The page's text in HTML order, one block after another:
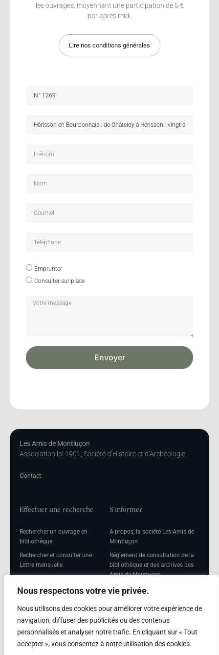
Nous respectons votre vie privée.
Nous utilisons des cookies pour améliorer votre expérience de
navigation, diffuser des publicités ou des contenus
personnalisés et analyser notre trafic. En cliquant sur « Tout
accepter », vous consentez à notre utilisation des cookies.
les ouvrages, moyennant une participation de 5 €
par après midi.
Lire nos conditions générales
Emprunter
Consulter sur place
Envoyer
Les Amis de Montluçon
Association loi 1901, Société d’Histoire et d’Archéologie
Contact
Effectuer une recherche
Rechercher un ouvrage en
bibliothèque
Rechercher et consulter une
Lettre mensuelle
mensuelle
S'informer
A propos, la société Les Amis de
Montluçon
Réglement de consultation de la
bibliothèque et des archives des
Amis de Montluçon
Mentions légales
Adhérer